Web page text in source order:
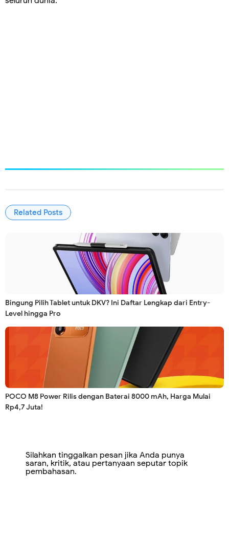
Related Posts
Bingung Pilih Tablet untuk DKV? Ini Daftar Lengkap dari Entry-
Level hingga Pro
POCO M8 Power Rilis dengan Baterai 8000 mAh, Harga Mulai
Rp4,7 Juta!
Silahkan tinggalkan pesan jika Anda punya
saran, kritik, atau pertanyaan seputar topik
pembahasan.